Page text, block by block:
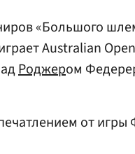
«Большого
Australian
Роджером
от